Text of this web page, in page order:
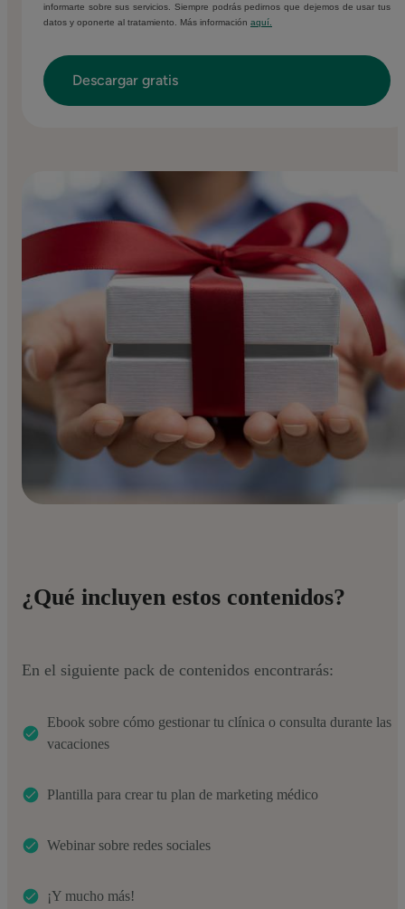
informarte sobre sus servicios. Siempre podrás pedirnos que dejemos de usar tus
datos y oponerte al tratamiento. Más información aquí.
¿Qué incluyen estos contenidos?
En el siguiente pack de contenidos encontrarás:
Ebook sobre cómo gestionar tu clínica o consulta durante las
vacaciones
Plantilla para crear tu plan de marketing médico
Webinar sobre redes sociales
¡Y mucho más!